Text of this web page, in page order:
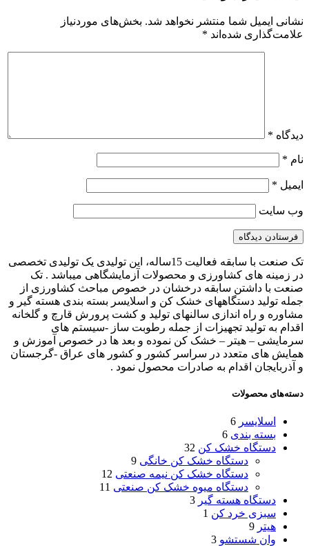
نشانی ایمیل شما منتشر نخواهد شد. بخش‌های موردنیاز
علامت‌گذاری شده‌اند *
دیدگاه *
نام *
ایمیل *
وب‌ سایت
تک صنعت با سابقه فعالیت 15ساله، این تولیدی یک تولیدی تخصصی
در زمینه های کشاورزی و محصولات آزمایشگاهی میباشد . تک
صنعت با داشتن سابقه درخشان در خصوص مباحث کشاورزی از
جمله تولید دستگاههای خشک کن و اسلایسر بسته بندی هسته گیر و
مشاوره و راه اندازی سالنهای تولید و کشت پرورش قارچ و گلخانه
اقدام به تولید تجهیزات از جمله رطوبت ساز -سیستم های
سرمایشی – هیتر – خشک کن نموده و بعد ها در خصوص آموزش و
همایش های متعدد در سراسر کشور و کشور های عراق -گرجستان
و آذربایجان اقدام به صادرات محصول نمود .
دسته‌های محصولات
اسلایسر 6
بسته بندی 6
دستگاه خشک کن 32
دستگاه خشک کن خانگی 9
دستگاه خشک کن نیمه صنعتی 12
دستگاه میوه خشک کن صنعتی 11
دستگاه هسته گیر 3
سبزی خرد کن 1
هیتر 9
وان شستشو 3